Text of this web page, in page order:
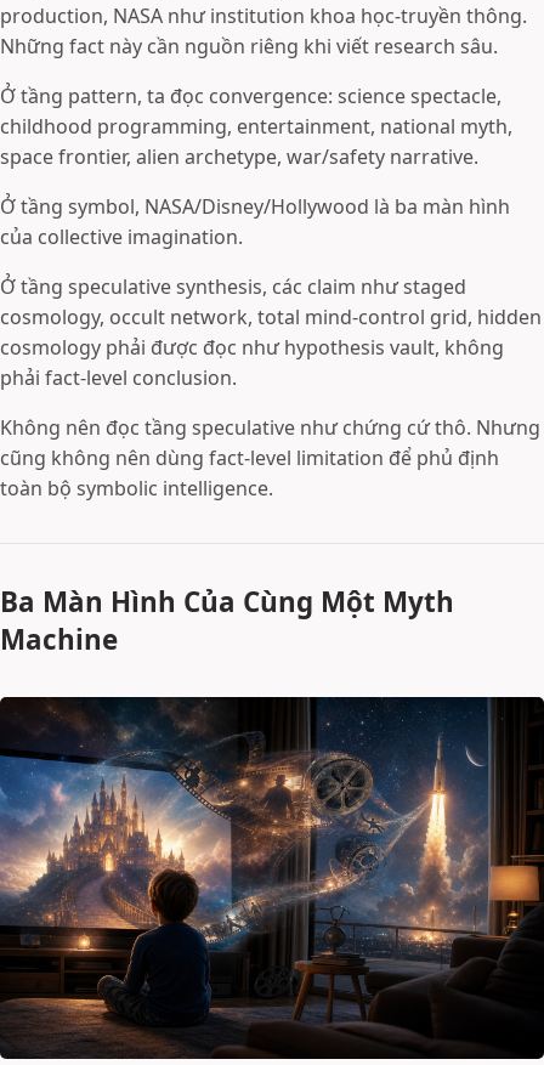
production, NASA như institution khoa học-truyền thông.
Những fact này cần nguồn riêng khi viết research sâu.
Ở tầng pattern, ta đọc convergence: science spectacle,
childhood programming, entertainment, national myth,
space frontier, alien archetype, war/safety narrative.
Ở tầng symbol, NASA/Disney/Hollywood là ba màn hình
của collective imagination.
Ở tầng speculative synthesis, các claim như staged
cosmology, occult network, total mind-control grid, hidden
cosmology phải được đọc như hypothesis vault, không
phải fact-level conclusion.
Không nên đọc tầng speculative như chứng cứ thô. Nhưng
cũng không nên dùng fact-level limitation để phủ định
toàn bộ symbolic intelligence.
Ba Màn Hình Của Cùng Một Myth
Machine